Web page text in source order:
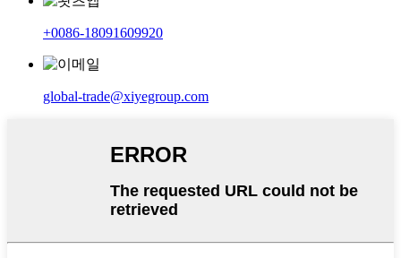
+0086-18091609920
global-trade@xiyegroup.com